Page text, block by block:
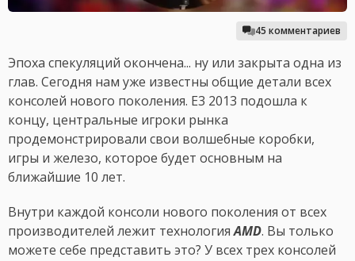
45 комментариев
Эпоха спекуляций окончена... ну или закрыта одна из
глав. Сегодня нам уже известны общие детали всех
консолей нового поколения. E3 2013 подошла к
концу, центральные игроки рынка
продемонстрировали свои волшебные коробки,
игры и железо, которое будет основным на
ближайшие 10 лет.
Внутри каждой консоли нового поколения от всех
производителей лежит технологияAMD. Вы только
можете себе представить это? У всех трех консолей